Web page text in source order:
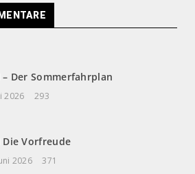
– Der Sommerfahrplan
2026 293
Die Vorfreude
2026 371